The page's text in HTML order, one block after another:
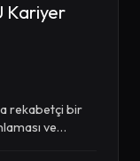
Kariyer
rekabetçi bir
ve